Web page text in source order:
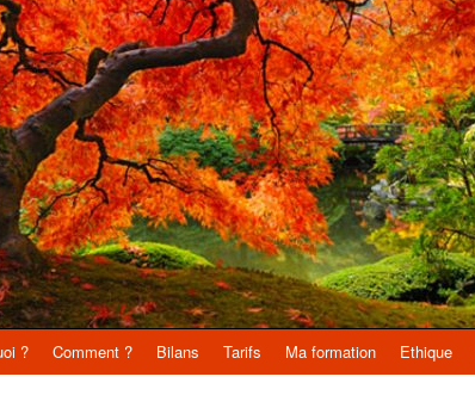
? Comment ? Bilans Tarifs Ma formation Ethique